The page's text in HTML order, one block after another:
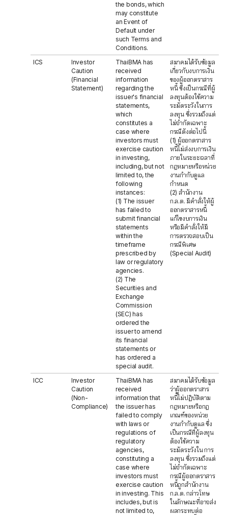
the bonds, which
may constitute
an Event of
Default under
such Terms and
Conditions.
ICS
Investor
Caution
(Financial
Statement)
ThaiBMA has
received
information
regarding the
issuer's financial
statements,
which
constitutes a
case where
investors must
exercise caution
in investing,
including, but not
limited to, the
following
instances:
(1) The issuer
has failed to
submit financial
statements
within the
timeframe
prescribed by
law or regulatory
agencies.
(2) The
Securities and
Exchange
Commission
(SEC) has
ordered the
issuer to amend
its financial
statements or
has ordered a
special audit.
สมาคมได้รับข้อมูล
เกี่ยวกับงบการเงิน
ของผู้ออกตราสาร
หนี้ ซึ่งเป็นกรณีที่ผู้
ลงทุนต้องใช้ความ
ระมัดระวังในการ
ลงทุน ซึ่งรวมถึงแต่
ไม่จำกัดเฉพาะ
กรณีดังต่อไปนี้
(1) ผู้ออกตราสาร
หนี้ไม่ส่งงบการเงิน
ภายในระยะเวลาที่
กฎหมายหรือหน่วย
งานกำกับดูแล
กำหนด
(2) สำนักงาน
ก.ล.ต. มีคำสั่งให้ผู้
ออกตราสารหนี้
แก้ไขงบการเงิน
หรือมีคำสั่งให้มี
การตรวจสอบเป็น
กรณีพิเศษ
(Special Audit)
ICC
Investor
Caution
(Non-
Compliance)
ThaiBMA has
received
information that
the issuer has
failed to comply
with laws or
regulations of
regulatory
agencies,
constituting a
case where
investors must
exercise caution
in investing. This
includes, but is
not limited to,
สมาคมได้รับข้อมูล
ว่าผู้ออกตราสาร
หนี้ไม่ปฏิบัติตาม
กฎหมายหรือกฎ
เกณฑ์ของหน่วย
งานกำกับดูแล ซึ่ง
เป็นกรณีที่ผู้ลงทุน
ต้องใช้ความ
ระมัดระวังใน การ
ลงทุน ซึ่งรวมถึงแต่
ไม่จำกัดเฉพาะ
กรณีผู้ออกตราสาร
หนี้ถูกสำนักงาน
ก.ล.ต. กล่าวโทษ
ในลักษณะที่อาจส่ง
ผลกระทบต่อ